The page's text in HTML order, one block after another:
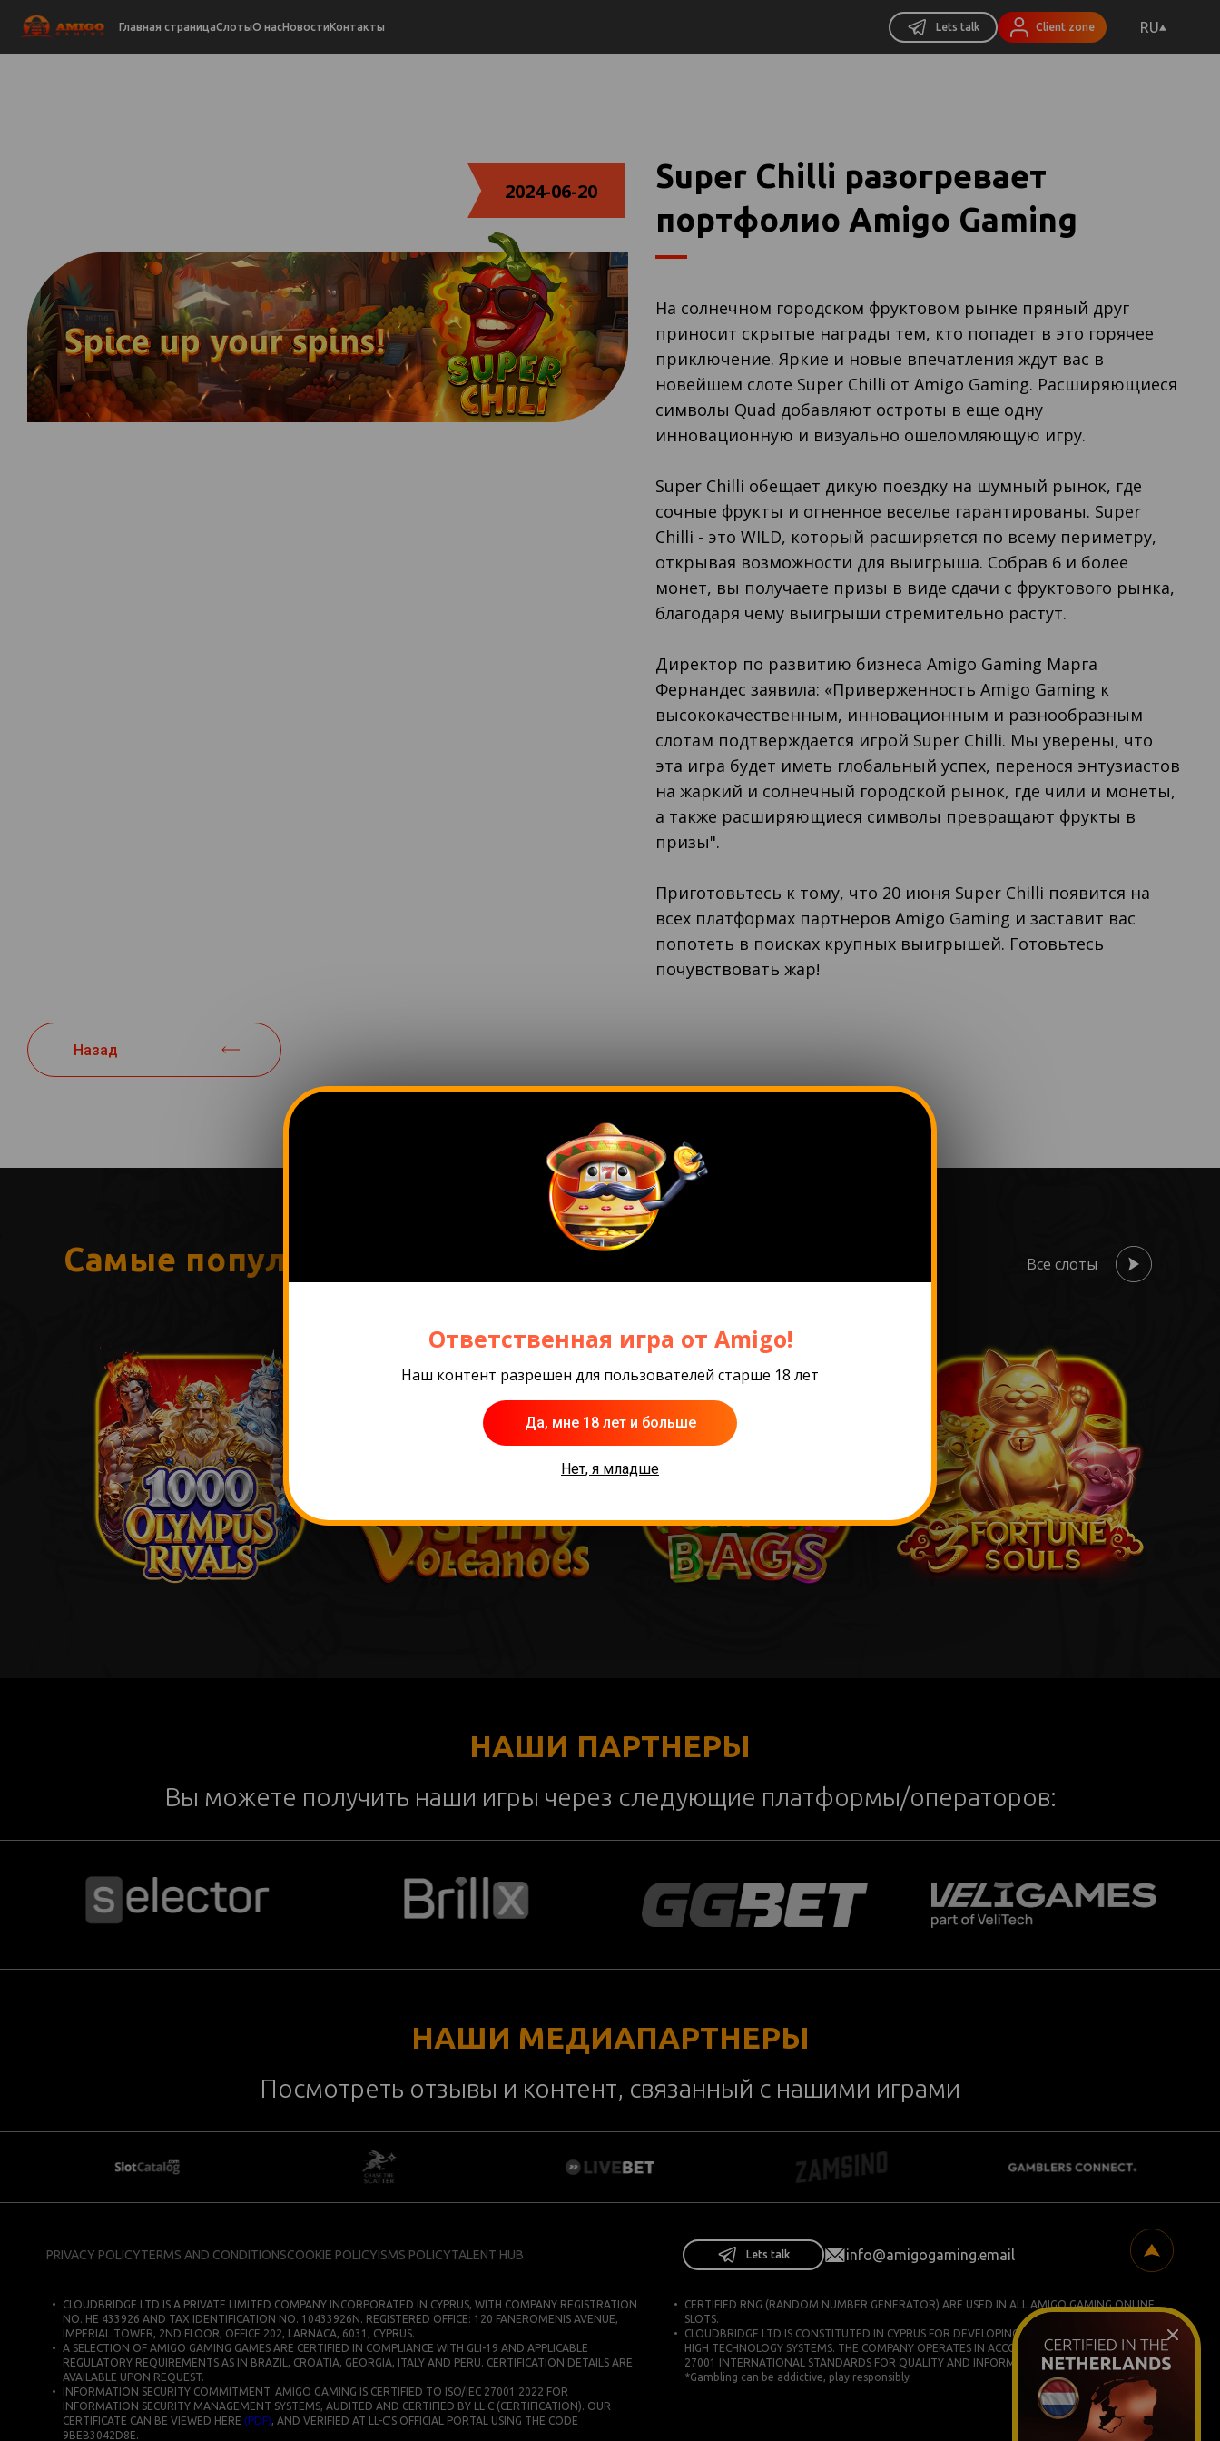
Главная страницаСлотыО насНовостиКонтакты Lets talk Client zone RU
2024-06-20
Super Chilli разогревает
портфолио Amigo Gaming
На солнечном городском фруктовом рынке пряный друг
приносит скрытые награды тем, кто попадет в это горячее
приключение. Яркие и новые впечатления ждут вас в
новейшем слоте Super Chilli от Amigo Gaming. Расширяющиеся
символы Quad добавляют остроты в еще одну
инновационную и визуально ошеломляющую игру.
Super Chilli обещает дикую поездку на шумный рынок, где
сочные фрукты и огненное веселье гарантированы. Super
Chilli - это WILD, который расширяется по всему периметру,
открывая возможности для выигрыша. Собрав 6 и более
монет, вы получаете призы в виде сдачи с фруктового рынка,
благодаря чему выигрыши стремительно растут.
Директор по развитию бизнеса Amigo Gaming Марга
Фернандес заявила: «Приверженность Amigo Gaming к
высококачественным, инновационным и разнообразным
слотам подтверждается игрой Super Chilli. Мы уверены, что
эта игра будет иметь глобальный успех, перенося энтузиастов
на жаркий и солнечный городской рынок, где чили и монеты,
а также расширяющиеся символы превращают фрукты в
призы".
Приготовьтесь к тому, что 20 июня Super Chilli появится на
всех платформах партнеров Amigo Gaming и заставит вас
попотеть в поисках крупных выигрышей. Готовьтесь
почувствовать жар!
Назад
Самые популярные игры Все слоты
НАШИ ПАРТНЕРЫ
Вы можете получить наши игры через следующие платформы/операторов:
НАШИ МЕДИАПАРТНЕРЫ
Посмотреть отзывы и контент, связанный с нашими играми
PRIVACY POLICYTERMS AND CONDITIONSCOOKIE POLICYISMS POLICYTALENT HUB Lets talk info@amigogaming.email
CLOUDBRIDGE LTD IS A PRIVATE LIMITED COMPANY INCORPORATED IN CYPRUS, WITH COMPANY REGISTRATION
NO. HE 433926 AND TAX IDENTIFICATION NO. 10433926N. REGISTERED OFFICE: 120 FANEROMENIS AVENUE,
IMPERIAL TOWER, 2ND FLOOR, OFFICE 202, LARNACA, 6031, CYPRUS.
A SELECTION OF AMIGO GAMING GAMES ARE CERTIFIED IN COMPLIANCE WITH GLI-19 AND APPLICABLE
REGULATORY REQUIREMENTS AS IN BRAZIL, CROATIA, GEORGIA, ITALY AND PERU. CERTIFICATION DETAILS ARE
AVAILABLE UPON REQUEST.
INFORMATION SECURITY COMMITMENT: AMIGO GAMING IS CERTIFIED TO ISO/IEC 27001:2022 FOR
INFORMATION SECURITY MANAGEMENT SYSTEMS, AUDITED AND CERTIFIED BY LL-C (CERTIFICATION). OUR
CERTIFICATE CAN BE VIEWED HERE (PDF), AND VERIFIED AT LL-C’S OFFICIAL PORTAL USING THE CODE
9BEB3042D8E.
CERTIFIED RNG (RANDOM NUMBER GENERATOR) ARE USED IN ALL AMIGO GAMING ONLINE
SLOTS.
CLOUDBRIDGE LTD IS CONSTITUTED IN CYPRUS FOR DEVELOPING AND COMMERCIALIZING
HIGH TECHNOLOGY SYSTEMS. THE COMPANY OPERATES IN ACCORDANCE WITH ISO/IEC
27001 INTERNATIONAL STANDARDS FOR QUALITY AND INFORMATION SECURITY.
*Gambling can be addictive, play responsibly
Ответственная игра от Amigo!
Наш контент разрешен для пользователей старше 18 лет
Да, мне 18 лет и больше
Нет, я младше